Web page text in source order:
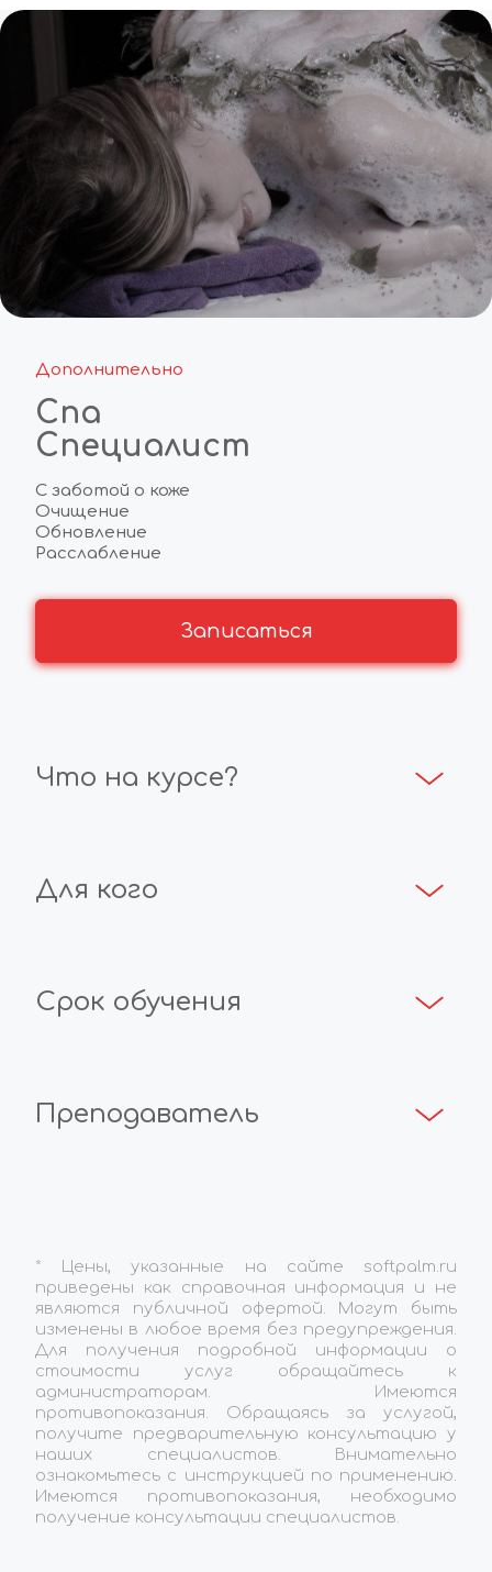
Дополнительно
Спа
Специалист
С заботой о коже
Очищение
Обновление
Расслабление
Записаться
Что на курсе?
Для кого
Срок обучения
Преподаватель
* Цены, указанные на сайте softpalm.ru
приведены как справочная информация и не
являются публичной офертой. Могут быть
изменены в любое время без предупреждения.
Для получения подробной информации о
стоимости услуг обращайтесь к
администраторам. Имеются
противопоказания. Обращаясь за услугой,
получите предварительную консультацию у
наших специалистов. Внимательно
ознакомьтесь с инструкцией по применению.
Имеются противопоказания, необходимо
получение консультации специалистов.